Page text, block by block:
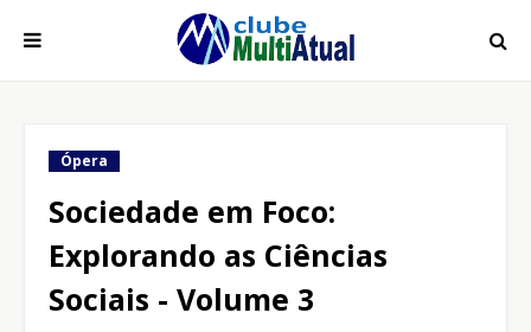
Ópera
Sociedade em Foco:
Explorando as Ciências
Sociais - Volume 3